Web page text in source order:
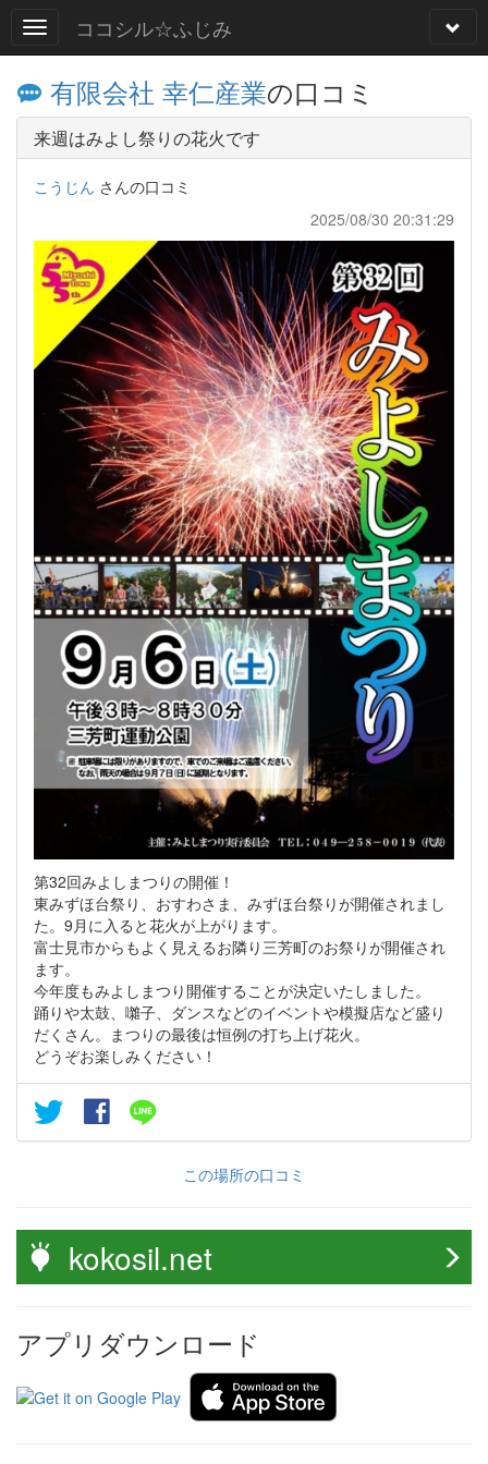
ココシル☆ふじみ
有限会社 幸仁産業の口コミ
来週はみよし祭りの花火です
こうじん さんの口コミ
2025/08/30 20:31:29
第32回みよしまつりの開催！
東みずほ台祭り、おすわさま、みずほ台祭りが開催されまし
た。9月に入ると花火が上がります。
富士見市からもよく見えるお隣り三芳町のお祭りが開催され
ます。
今年度もみよしまつり開催することが決定いたしました。
踊りや太鼓、囃子、ダンスなどのイベントや模擬店など盛り
だくさん。まつりの最後は恒例の打ち上げ花火。
どうぞお楽しみください！
この場所の口コミ
kokosil.net
アプリダウンロード